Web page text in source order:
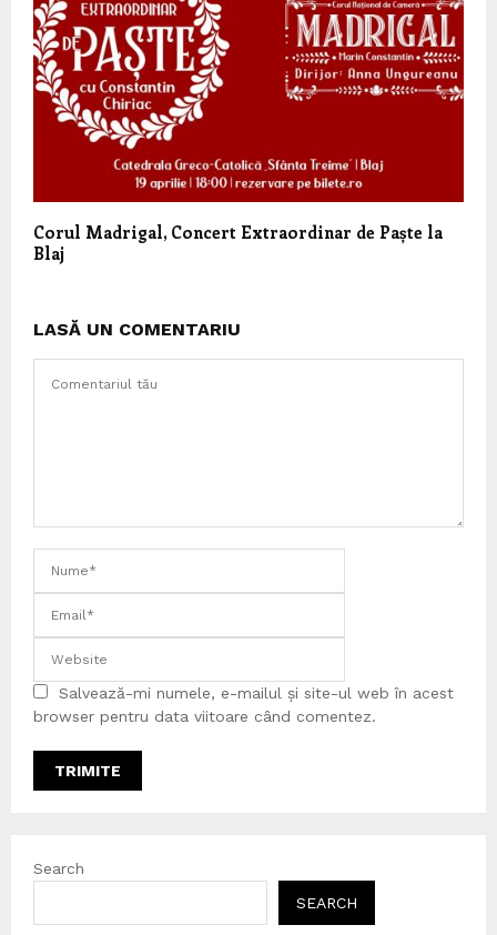
Corul Madrigal, Concert Extraordinar de Paște la
Blaj
LASĂ UN COMENTARIU
Salvează-mi numele, e-mailul și site-ul web în acest
browser pentru data viitoare când comentez.
Search
SEARCH